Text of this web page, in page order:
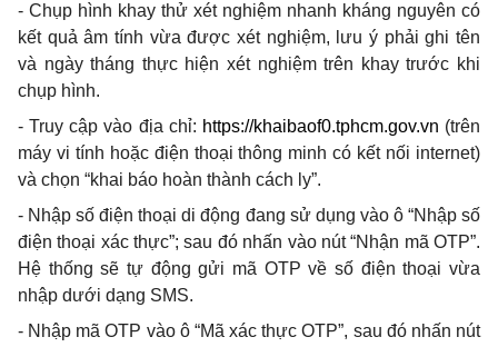
- Chụp hình khay thử xét nghiệm nhanh kháng nguyên có
kết quả âm tính vừa được xét nghiệm, lưu ý phải ghi tên
và ngày tháng thực hiện xét nghiệm trên khay trước khi
chụp hình.
- Truy cập vào địa chỉ: https://khaibaof0.tphcm.gov.vn (trên
máy vi tính hoặc điện thoại thông minh có kết nối internet)
và chọn “khai báo hoàn thành cách ly”.
- Nhập số điện thoại di động đang sử dụng vào ô “Nhập số
điện thoại xác thực”; sau đó nhấn vào nút “Nhận mã OTP”.
Hệ thống sẽ tự động gửi mã OTP về số điện thoại vừa
nhập dưới dạng SMS.
- Nhập mã OTP vào ô “Mã xác thực OTP”, sau đó nhấn nút